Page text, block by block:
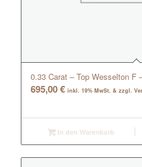
0.33 Carat – Top Wesselton F
695,00€ inkl. 19% MwSt. & zzgl.
In den Warenkorb